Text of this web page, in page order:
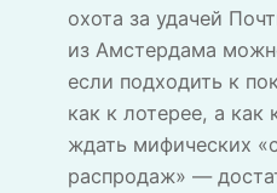
охота за удачей
из Амстердама
если подходить к
как к лотерее, а
ждать мифических
распродаж» —